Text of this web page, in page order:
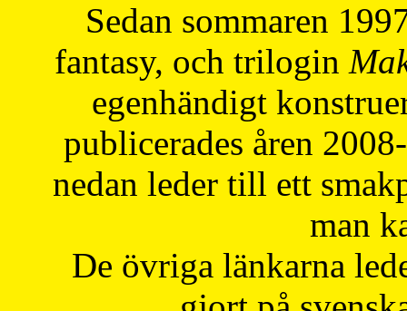
Sedan sommaren
fantasy, och trilogin
egenhändigt
publicerades åren
nedan leder till ett
man
De övriga länkarna